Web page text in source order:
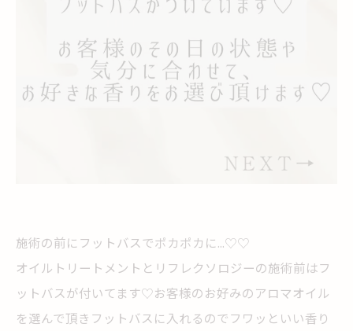
施術の前にフットバスでポカポカに...♡♡
オイルトリートメントとリフレクソロジーの施術前はフ
ットバスが付いてます♡お客様のお好みのアロマオイル
を選んで頂きフットバスに入れるのでフワッといい香り